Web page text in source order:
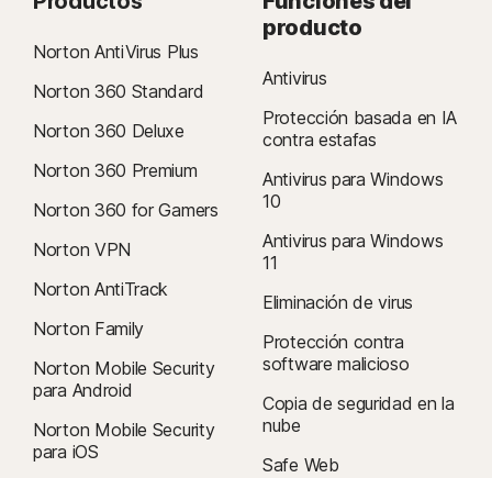
Norton AntiVirus Plus
Norton 360 Standard
Norton 360 Deluxe
Norton 360 Premium
Norton 360 for Gamers
Norton VPN
Norton AntiTrack
Norton Family
Norton Mobile Security
para Android
Norton Mobile Security
para iOS
producto
Antivirus
Protección basada en IA
contra estafas
Antivirus para Windows
10
Antivirus para Windows
11
Eliminación de virus
Protección contra
software malicioso
Copia de seguridad en la
nube
Safe Web